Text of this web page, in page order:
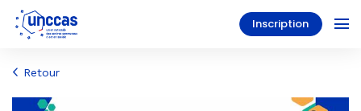
Inscription
Retour